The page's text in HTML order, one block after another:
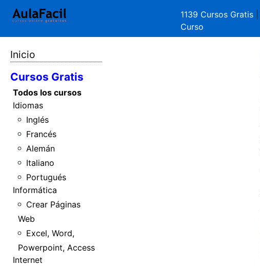
1139 Cursos Gratis
Curso
Inicio
Cursos Gratis
Todos los cursos
Idiomas
Inglés
Francés
Alemán
Italiano
Portugués
Informática
Crear Páginas
Web
Excel, Word,
Powerpoint, Access
Internet